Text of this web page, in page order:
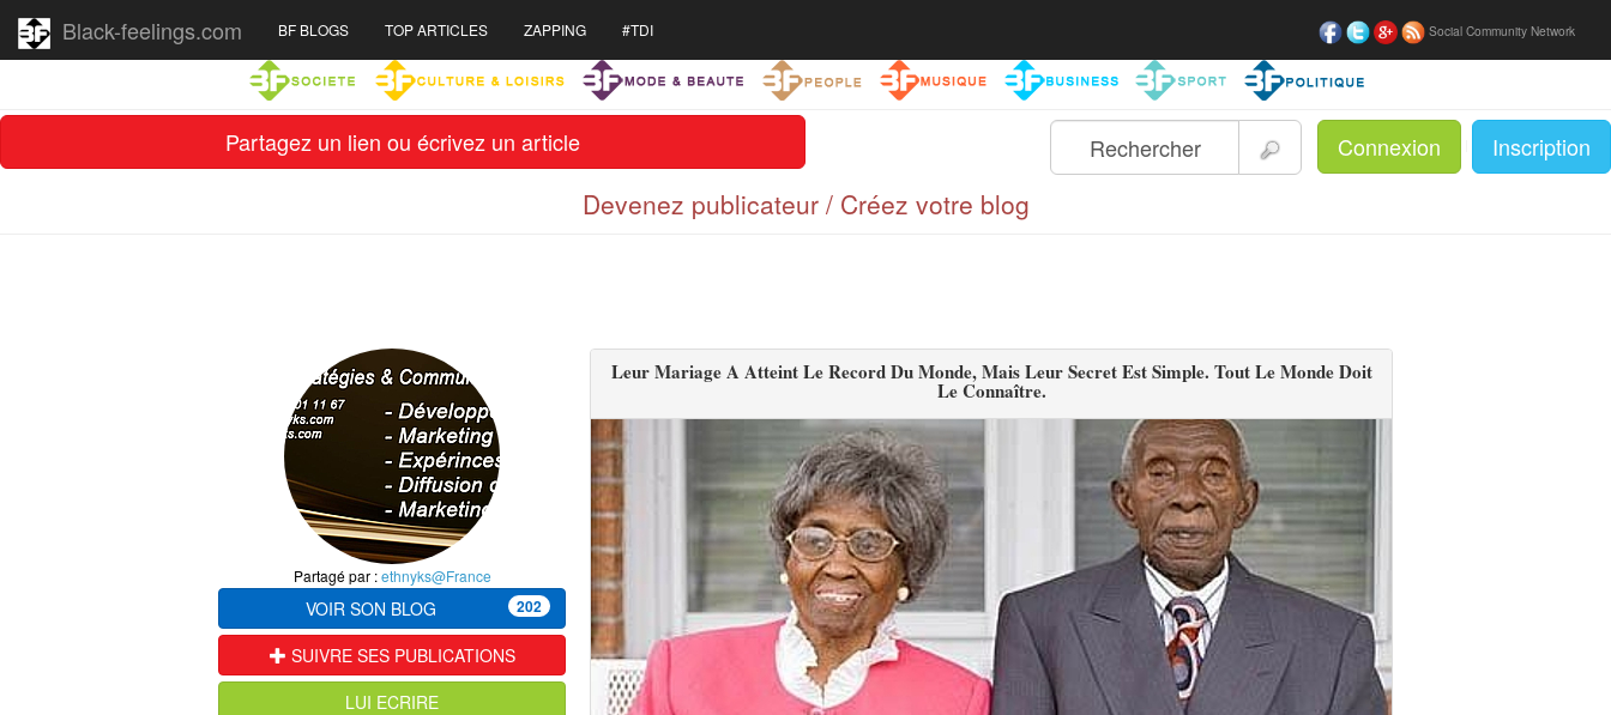
Partagez un lien ou écrivez un article Connexion Inscription
Black-feelings.com Social Community Network
BF BLOGS TOP ARTICLES ZAPPING #TDI
Devenez publicateur / Créez votre blog
Leur Mariage A Atteint Le Record Du Monde, Mais Leur Secret Est Simple. Tout Le Monde Doit
Le Connaître.
Partagé par :ethnyks@France
VOIR SON BLOG 202
SUIVRE SES PUBLICATIONS
LUI ECRIRE